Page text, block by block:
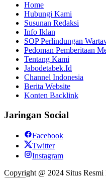
Home
Hubungi Kami
Susunan Redaksi
Info Iklan
SOP Perlindungan
Pedoman Pemberitaan
Tentang Kami
Jabodetabek.Id
Channel Indonesia
Berita Website
Konten Backlink
Jaringan Social
Facebook
Twitter
Instagram
Copyright @ 2024 Situs